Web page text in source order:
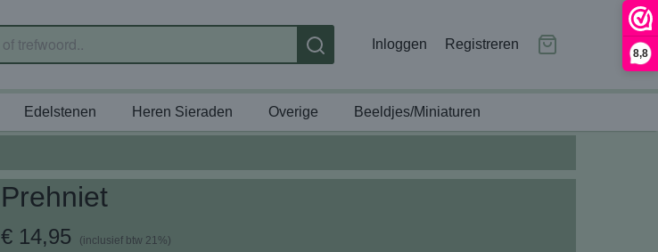
8,8
Inloggen Registreren
Edelstenen Heren Sieraden Overige Beeldjes/Miniaturen
Prehniet
€ 14,95 (inclusief btw 21%)